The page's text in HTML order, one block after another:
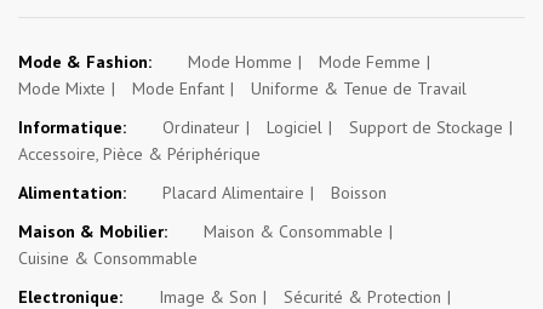
Mode & Fashion: Mode Homme
Mode Femme
Mode Mixte
Mode Enfant
Uniforme & Tenue de Travail
Informatique:
Ordinateur Logiciel
Support de Stockage
Accessoire, Pièce & Périphérique
Alimentation:
Placard Alimentaire
Boisson
Maison & Mobilier:
Maison & Consommable
Cuisine & Consommable
Electronique:
Image & Son
Sécurité & Protection